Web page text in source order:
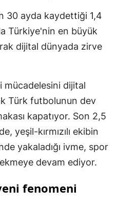
30 ayda kaydettiği 1,4
Türkiye'nin en büyük
dijital dünyada zirve
mücadelesini dijital
Türk futbolunun dev
kapatıyor. Son 2,5
yeşil-kırmızılı ekibin
yakaladığı ivme, spor
devam ediyor.
fenomeni